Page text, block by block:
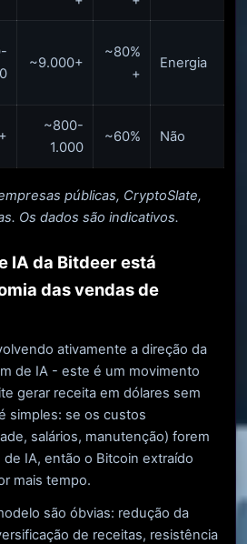
~9.000+
~80%
+
Energia
~800-
1.000
~60% Não
públicas, CryptoSlate,
Os dados são indicativos.
IA da Bitdeer está
das vendas de
ativamente a direção da
de IA - este é um movimento
gerar receita em dólares sem
simples: se os custos
salários, manutenção) forem
IA, então o Bitcoin extraído
mais tempo.
são óbvias: redução da
de receitas, resistência